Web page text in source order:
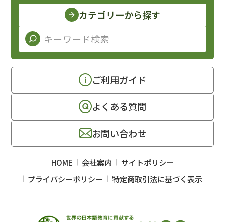
カテゴリーから探す
ご利用ガイド
よくある質問
お問い合わせ
HOME 会社案内
サイトポリシー
プライバシーポリシー
特定商取引法に基づく表示